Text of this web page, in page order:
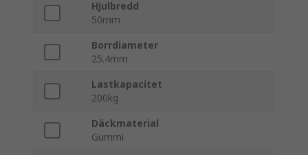
Hjulbredd
50mm
Borrdiameter
25.4mm
Lastkapacitet
200kg
Däckmaterial
Gummi